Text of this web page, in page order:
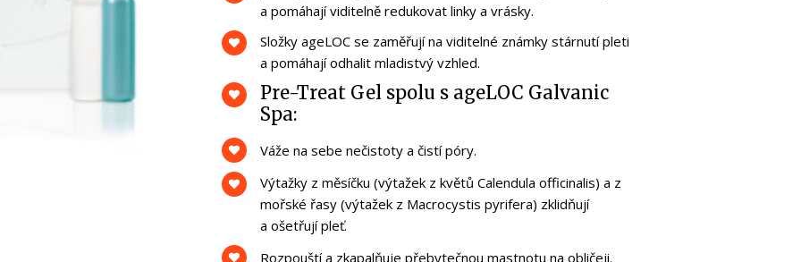
a pomáhají viditelně redukovat linky a vrásky.
Složky ageLOC se zaměřují na viditelné známky stárnutí pleti
a pomáhají odhalit mladistvý vzhled.
Pre-Treat Gel spolu s ageLOC Galvanic
Spa:
Váže na sebe nečistoty a čistí póry.
Výtažky z měsíčku (výtažek z květů Calendula officinalis) a z
mořské řasy (výtažek z Macrocystis pyrifera) zklidňují
a ošetřují pleť.
Rozpouští a zkapalňuje přebytečnou mastnotu na obličeji.